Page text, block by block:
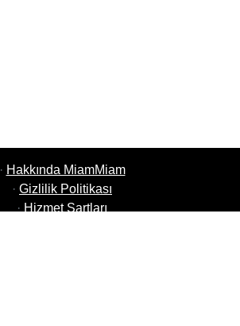
· Hakkında MiamMiam
· Gizlilik Politikası
· Hizmet Şartları